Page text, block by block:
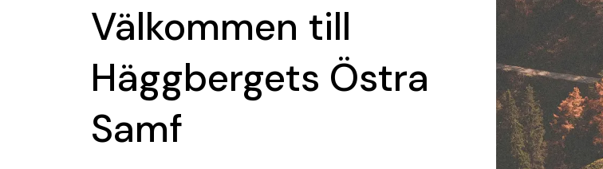
Välkommen till
Häggbergets Östra
Samf